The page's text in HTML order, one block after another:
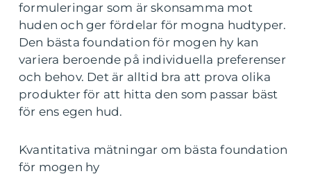
formuleringar som är skonsamma mot
huden och ger fördelar för mogna hudtyper.
Den bästa foundation för mogen hy kan
variera beroende på individuella preferenser
och behov. Det är alltid bra att prova olika
produkter för att hitta den som passar bäst
för ens egen hud.
Kvantitativa mätningar om bästa foundation
för mogen hy